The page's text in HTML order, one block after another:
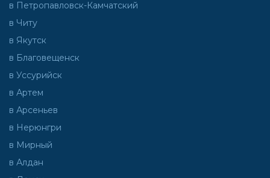
в Петропавловск-Камчатский
в Читу
в Якутск
в Благовещенск
в Уссурийск
в Артем
в Арсеньев
в Нерюнгри
в Мирный
в Алдан